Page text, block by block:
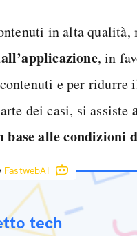
in alta qualità,
, in
e per ridurre
dei casi, si assiste
alle condizioni
FastwebAI
tech